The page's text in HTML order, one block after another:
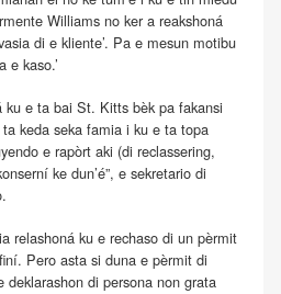
Williams no ker a reakshoná
di e kliente’. Pa e mesun motibu
e kaso.’
ku e ta bai St. Kitts bèk pa fakansi
keda seka famia i ku e ta topa
e rapòrt aki (di reclassering,
ke dun’é”, e sekretario di
relashoná ku e rechaso di un pèrmit
Pero asta si duna e pèrmit di
di persona non grata